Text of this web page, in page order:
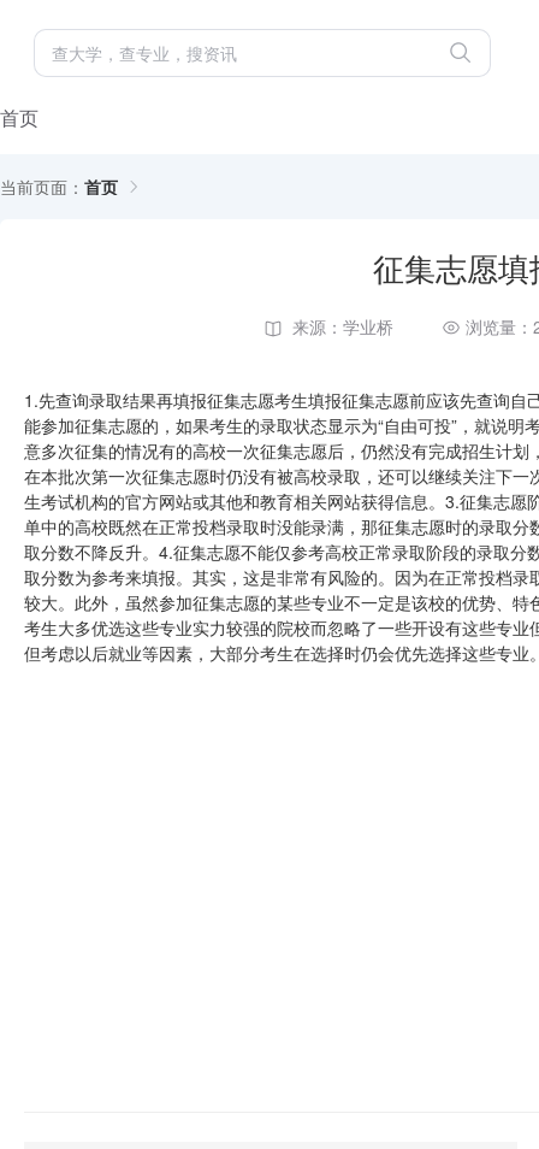
首页
当前页面： 首页
征集志愿
来源：学业桥 浏览量：
1.先查询录取结果再填报征集志愿考生填报征集志愿前应该先查询
能参加征集志愿的，如果考生的录取状态显示为“自由可投”，就说
意多次征集的情况有的高校一次征集志愿后，仍然没有完成招生计
在本批次第一次征集志愿时仍没有被高校录取，还可以继续关注下
生考试机构的官方网站或其他和教育相关网站获得信息。3.征集志
单中的高校既然在正常投档录取时没能录满，那征集志愿时的录取
取分数不降反升。4.征集志愿不能仅参考高校正常录取阶段的录取
取分数为参考来填报。其实，这是非常有风险的。因为在正常投档
较大。此外，虽然参加征集志愿的某些专业不一定是该校的优势、
考生大多优选这些专业实力较强的院校而忽略了一些开设有这些专
但考虑以后就业等因素，大部分考生在选择时仍会优先选择这些专业